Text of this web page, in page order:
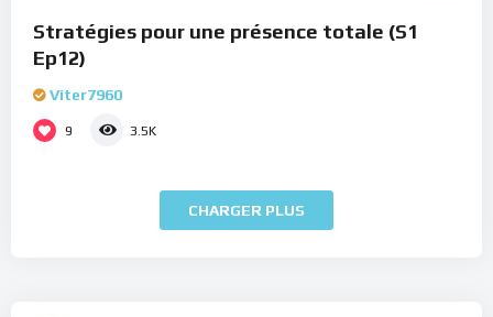
Stratégies pour une présence totale (S1
Ep12)
Viter7960
9 3.5K
CHARGER PLUS